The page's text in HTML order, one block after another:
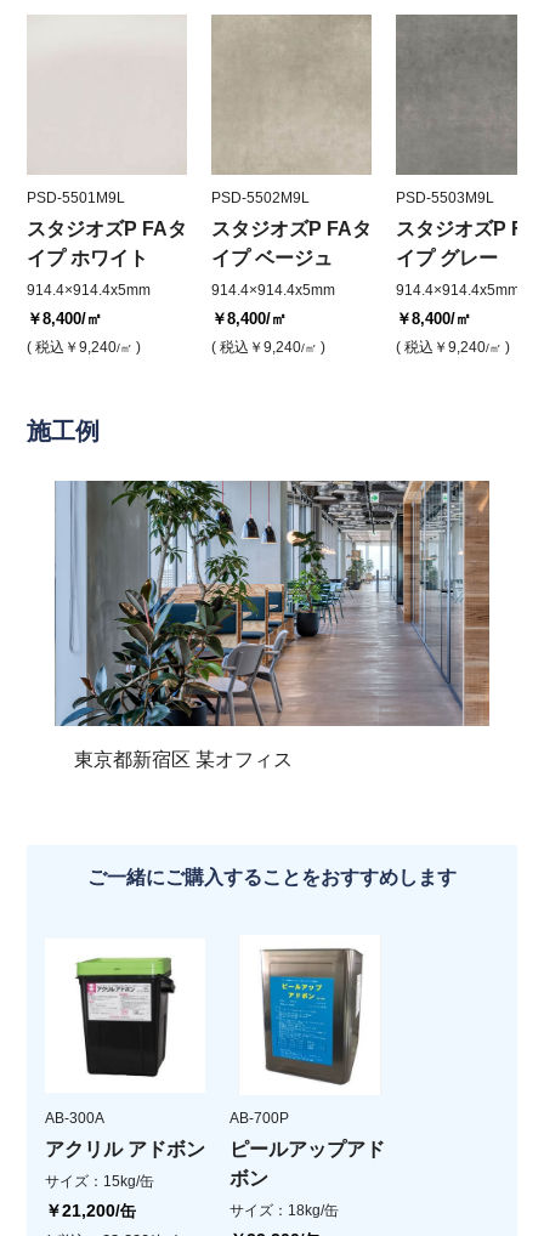
PSD-5501M9L
スタジオズP FAタ
イプ ホワイト
914.4×914.4x5mm
￥8,400/㎡
( 税込 ￥9,240/㎡ )
PSD-5502M9L
スタジオズP FAタ
イプ ベージュ
914.4×914.4x5mm
￥8,400/㎡
( 税込 ￥9,240/㎡ )
PSD-5503M9L
スタジオズP FA
イプ グレー
914.4×914.4x5mm
￥8,400/㎡
( 税込 ￥9,240/㎡ )
施工例
東京都新宿区 某オフィス
ご一緒にご購入することをおすすめします
AB-300A
アクリル アドボン
サイズ：15kg/缶
￥21,200/缶
AB-700P
ピールアップアド
ボン
サイズ：18kg/缶